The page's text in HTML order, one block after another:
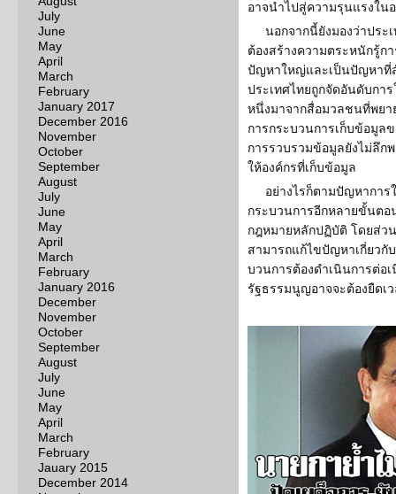
July
June
May
April
March
February
January 2017
December 2016
November
October
September
August
July
June
May
April
March
February
January 2016
December
November
October
September
August
July
June
May
April
March
February
Jauary 2015
December 2014
อาจนำไปสู่ความรุนแรงใน
นอกจากนี้ยังมองว่าประ
ต้องสร้างความตระหนักรู้ก
ปัญหาใหญ่และเป็นปัญหาที่
ประเทศไทยถูกจัดอันดับกา
หนึ่งมาจากสื่อมวลชนที่พย
การกระบวนการเก็บข้อมูล
การรวบรวมข้อมูลยังไม่ลึก
ให้องค์กรที่เก็บข้อมูล
อย่างไรก็ตามปัญหากา
กระบวนการอีกหลายขั้นตอ
กฎหมายหลักปฏิบัติ โดยส่ว
สามารถแก้ไขปัญหาเกี่ยวกั
บวนการต้องดำเนินการต่อ
รัฐธรรมนูญอาจจะต้องยืดเ